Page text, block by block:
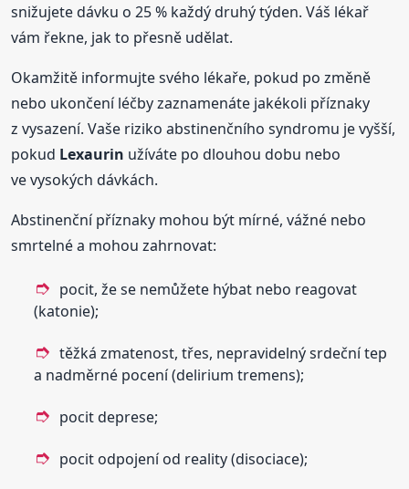
snižujete dávku o 25 % každý druhý týden. Váš lékař
vám řekne, jak to přesně udělat.
Okamžitě informujte svého lékaře, pokud po změně
nebo ukončení léčby zaznamenáte jakékoli příznaky
z vysazení. Vaše riziko abstinenčního syndromu je vyšší,
pokud Lexaurin užíváte po dlouhou dobu nebo
ve vysokých dávkách.
Abstinenční příznaky mohou být mírné, vážné nebo
smrtelné a mohou zahrnovat:
pocit, že se nemůžete hýbat nebo reagovat
(katonie);
těžká zmatenost, třes, nepravidelný srdeční tep
a nadměrné pocení (delirium tremens);
pocit deprese;
pocit odpojení od reality (disociace);